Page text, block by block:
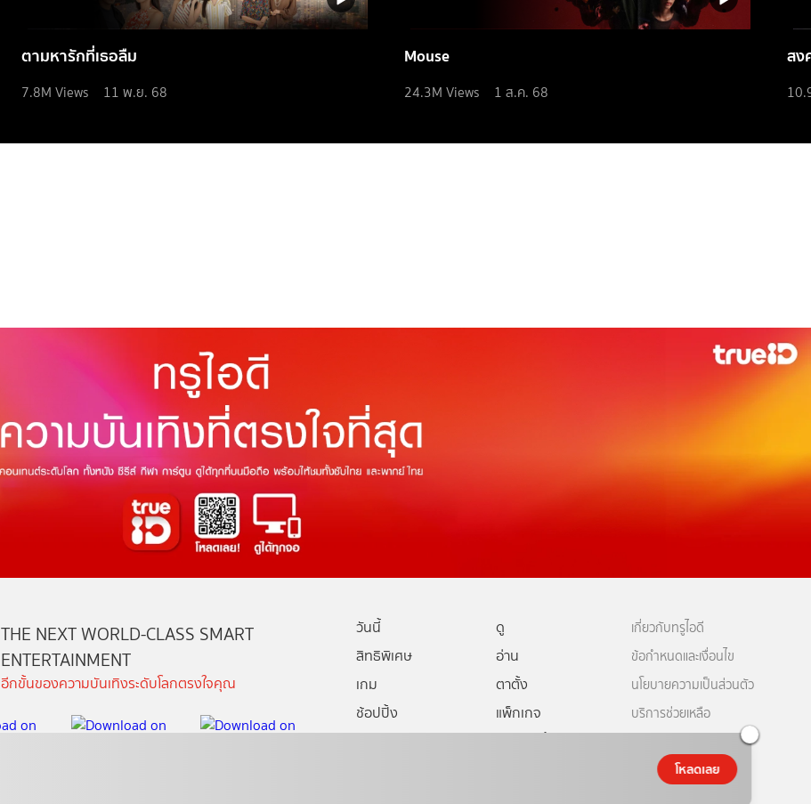
ตามหารักที่เธอลืม
7.8M Views 11 พ.ย. 68
Mouse
24.3M Views 1 ส.ค. 68
สง
โหลดเลย
THE NEXT WORLD-CLASS SMART
ENTERTAINMENT
อีกขั้นของความบันเทิงระดับโลกตรงใจคุณ
วันนี้
ดู
สิทธิพิเศษ
อ่าน
เกม
ตาตั้ง
ช้อปปิ้ง
แพ็กเกจ
เกี่ยวกับทรูไอดี
ข้อกำหนดและเงื่อนไข
นโยบายความเป็นส่วนตัว
บริการช่วยเหลือ